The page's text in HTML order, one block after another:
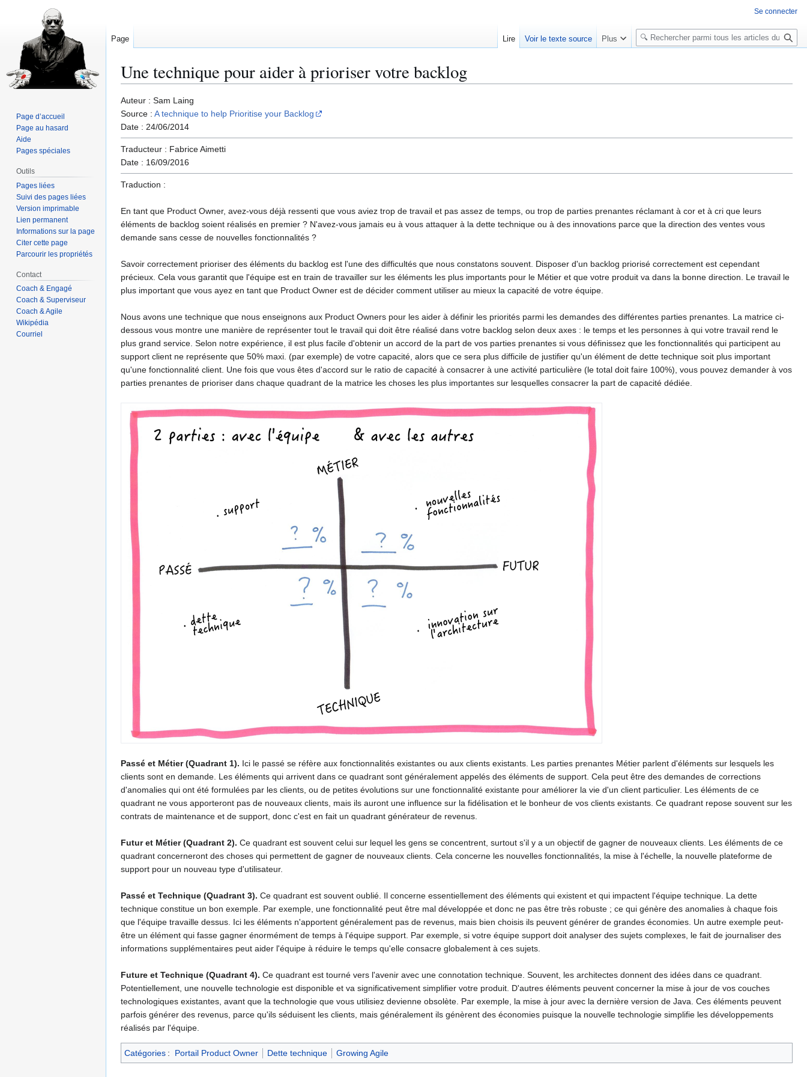
Une technique pour aider à prioriser votre backlog
Aller
à
la
navigation
Aller
à
la
recherche
Auteur : Sam Laing
Source : A technique to help Prioritise your Backlog
Date : 24/06/2014
Traducteur : Fabrice Aimetti
Date : 16/09/2016
Traduction :
En tant que Product Owner, avez-vous déjà ressenti que vous aviez trop de travail et pas assez de temps, ou trop de parties prenantes réclamant à cor et à cri que leurs
éléments de backlog soient réalisés en premier ? N'avez-vous jamais eu à vous attaquer à la dette technique ou à des innovations parce que la direction des ventes vous
demande sans cesse de nouvelles fonctionnalités ?
Savoir correctement prioriser des éléments du backlog est l'une des difficultés que nous constatons souvent. Disposer d'un backlog priorisé correctement est cependant
précieux. Cela vous garantit que l'équipe est en train de travailler sur les éléments les plus importants pour le Métier et que votre produit va dans la bonne direction. Le travail le
plus important que vous ayez en tant que Product Owner est de décider comment utiliser au mieux la capacité de votre équipe.
Nous avons une technique que nous enseignons aux Product Owners pour les aider à définir les priorités parmi les demandes des différentes parties prenantes. La matrice ci-
dessous vous montre une manière de représenter tout le travail qui doit être réalisé dans votre backlog selon deux axes : le temps et les personnes à qui votre travail rend le
plus grand service. Selon notre expérience, il est plus facile d'obtenir un accord de la part de vos parties prenantes si vous définissez que les fonctionnalités qui participent au
support client ne représente que 50% maxi. (par exemple) de votre capacité, alors que ce sera plus difficile de justifier qu'un élément de dette technique soit plus important
qu'une fonctionnalité client. Une fois que vous êtes d'accord sur le ratio de capacité à consacrer à une activité particulière (le total doit faire 100%), vous pouvez demander à vos
parties prenantes de prioriser dans chaque quadrant de la matrice les choses les plus importantes sur lesquelles consacrer la part de capacité dédiée.
Passé et Métier (Quadrant 1). Ici le passé se réfère aux fonctionnalités existantes ou aux clients existants. Les parties prenantes Métier parlent d'éléments sur lesquels les
clients sont en demande. Les éléments qui arrivent dans ce quadrant sont généralement appelés des éléments de support. Cela peut être des demandes de corrections
d'anomalies qui ont été formulées par les clients, ou de petites évolutions sur une fonctionnalité existante pour améliorer la vie d'un client particulier. Les éléments de ce
quadrant ne vous apporteront pas de nouveaux clients, mais ils auront une influence sur la fidélisation et le bonheur de vos clients existants. Ce quadrant repose souvent sur les
contrats de maintenance et de support, donc c'est en fait un quadrant générateur de revenus.
Futur et Métier (Quadrant 2). Ce quadrant est souvent celui sur lequel les gens se concentrent, surtout s'il y a un objectif de gagner de nouveaux clients. Les éléments de ce
quadrant concerneront des choses qui permettent de gagner de nouveaux clients. Cela concerne les nouvelles fonctionnalités, la mise à l'échelle, la nouvelle plateforme de
support pour un nouveau type d'utilisateur.
Passé et Technique (Quadrant 3). Ce quadrant est souvent oublié. Il concerne essentiellement des éléments qui existent et qui impactent l'équipe technique. La dette
technique constitue un bon exemple. Par exemple, une fonctionnalité peut être mal développée et donc ne pas être très robuste ; ce qui génère des anomalies à chaque fois
que l'équipe travaille dessus. Ici les éléments n'apportent généralement pas de revenus, mais bien choisis ils peuvent générer de grandes économies. Un autre exemple peut-
être un élément qui fasse gagner énormément de temps à l'équipe support. Par exemple, si votre équipe support doit analyser des sujets complexes, le fait de journaliser des
informations supplémentaires peut aider l'équipe à réduire le temps qu'elle consacre globalement à ces sujets.
Future et Technique (Quadrant 4). Ce quadrant est tourné vers l'avenir avec une connotation technique. Souvent, les architectes donnent des idées dans ce quadrant.
Potentiellement, une nouvelle technologie est disponible et va significativement simplifier votre produit. D'autres éléments peuvent concerner la mise à jour de vos couches
technologiques existantes, avant que la technologie que vous utilisiez devienne obsolète. Par exemple, la mise à jour avec la dernière version de Java. Ces éléments peuvent
parfois générer des revenus, parce qu'ils séduisent les clients, mais généralement ils génèrent des économies puisque la nouvelle technologie simplifie les développements
réalisés par l'équipe.
Catégories : Portail Product Owner Dette technique Growing Agile
Se connecter
Page Lire Voir le texte source Plus
R
e
e
Page d’accueil
Page au hasard
Aide
Pages spéciales
Outils
Pages liées
Suivi des pages liées
Version imprimable
Lien permanent
Informations sur la page
Citer cette page
Parcourir les propriétés
Contact
Coach & Engagé
Coach & Superviseur
Coach & Agile
Wikipédia
Courriel